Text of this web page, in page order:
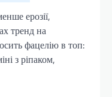
ерозії,
тренд на
фацелію в топ:
з ріпаком,